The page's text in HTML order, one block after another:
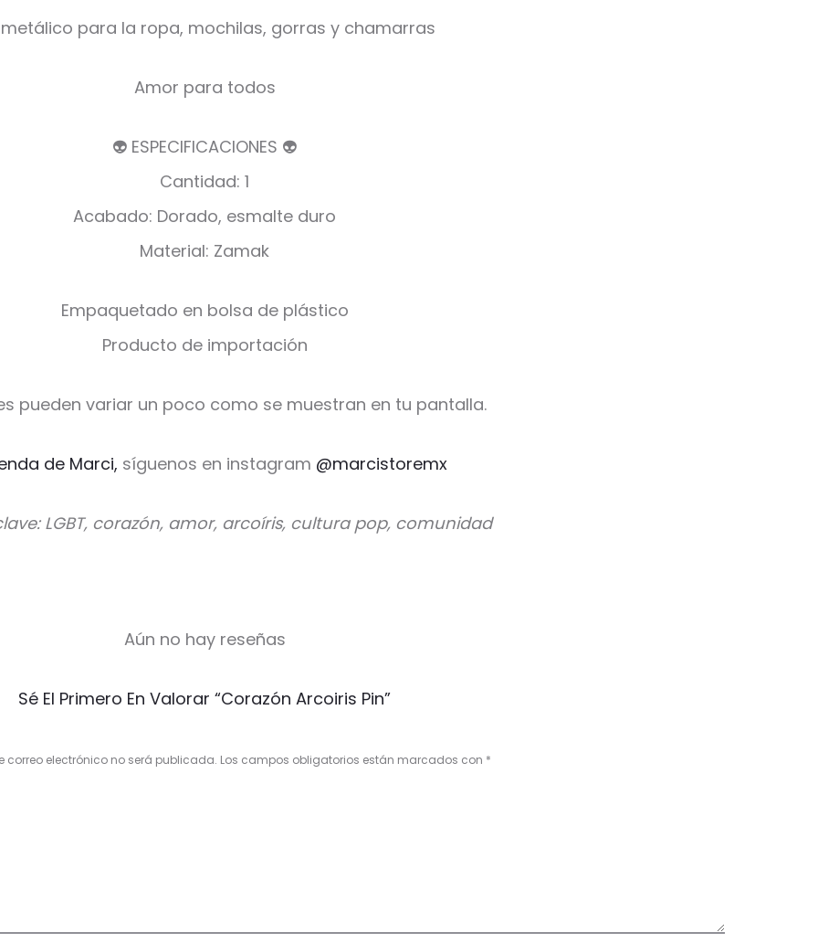
metálico para la ropa, mochilas, gorras y chamarras
Amor para todos
👽 ESPECIFICACIONES 👽
Cantidad: 1
Acabado: Dorado, esmalte duro
Material: Zamak
Empaquetado en bolsa de plástico
Producto de importación
pueden variar un poco como se muestran en tu pantalla.
de Marci, síguenos en instagram @marcistoremx
LGBT, corazón, amor, arcoíris, cultura pop, comunidad
Aún no hay reseñas
Sé El Primero En Valorar “Corazón Arcoiris Pin”
correo electrónico no será publicada. Los campos obligatorios están marcados con *